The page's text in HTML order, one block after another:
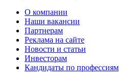
О компании
Наши вакансии
Партнерам
Реклама на сайте
Новости и статьи
Инвесторам
Кандидаты по профессиям